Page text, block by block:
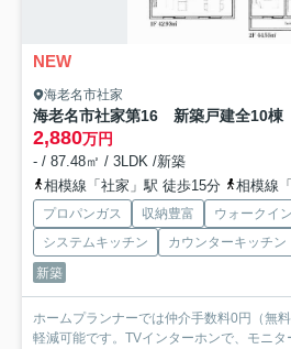
NEW
海老名市社家
海老名市社家第16 新築戸建全10
2,880万円
- / 87.48㎡ / 3LDK /新築
相模線「社家」駅 徒歩15分
相模線
プロパンガス 収納豊富
ウォークイ
システムキッチン
カウンターキッチン
新築
ホームプランナーでは仲介手数料0円（無
軽減可能です。TVインターホンで、モニタ